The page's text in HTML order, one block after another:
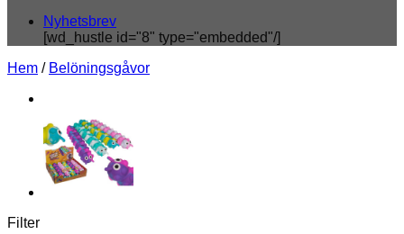
Nyhetsbrev
[wd_hustle id="8" type="embedded"/]
Hem / Belöningsgåvor
Filter